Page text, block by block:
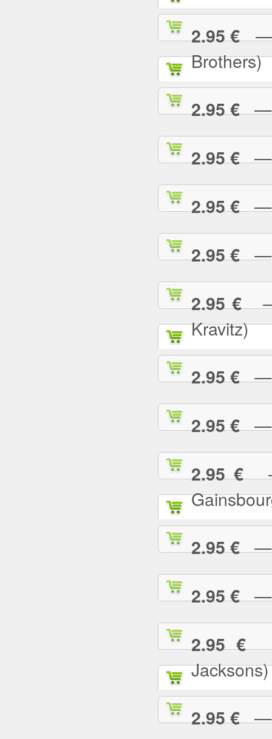
2.95 €—
Brothers)
2.95 €—
2.95 €—
2.95 €—
2.95 €—
2.95 €—
Kravitz)
2.95 €—
2.95 €—
2.95 €—
2.95 €—
2.95 €—
2.95 €—
Jacksons)
2.95 €—